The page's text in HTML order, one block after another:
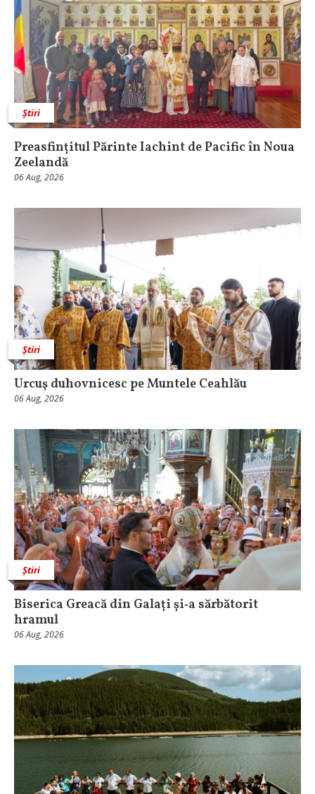
Știri
Preasfințitul Părinte Iachint de Pacific în Noua
Zeelandă
06 Aug, 2026
Știri
Urcuş duhovnicesc pe Muntele Ceahlău
06 Aug, 2026
Știri
Biserica Greacă din Galați și‑a sărbătorit
hramul
06 Aug, 2026